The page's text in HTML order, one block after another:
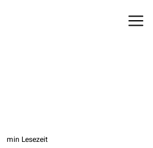
min Lesezeit